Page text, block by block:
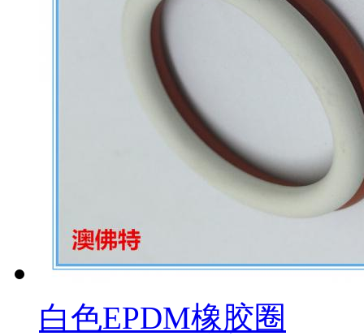
白色EPDM橡胶圈